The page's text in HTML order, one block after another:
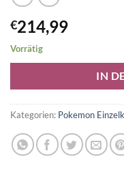
€214,99
Vorrätig
IN
Kategorien: Pokemon